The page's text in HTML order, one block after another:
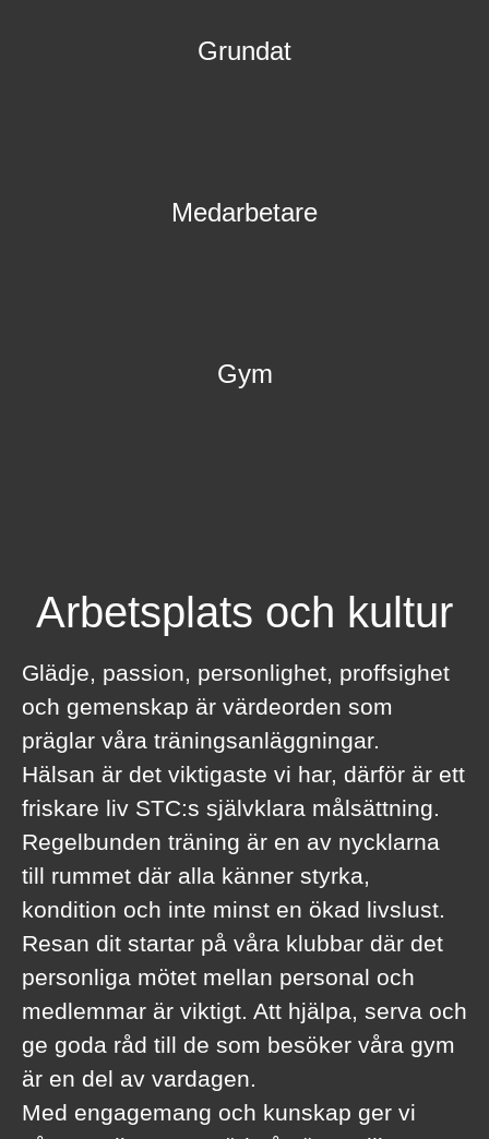
Grundat
Medarbetare
Gym
Arbetsplats och kultur
Glädje, passion, personlighet, proffsighet
och gemenskap är värdeorden som
präglar våra träningsanläggningar.
Hälsan är det viktigaste vi har, därför är ett
friskare liv STC:s självklara målsättning.
Regelbunden träning är en av nycklarna
till rummet där alla känner styrka,
kondition och inte minst en ökad livslust.
Resan dit startar på våra klubbar där det
personliga mötet mellan personal och
medlemmar är viktigt. Att hjälpa, serva och
ge goda råd till de som besöker våra gym
är en del av vardagen.
Med engagemang och kunskap ger vi